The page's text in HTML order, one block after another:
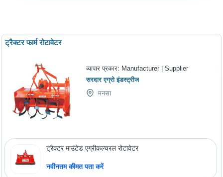
ट्रैक्टर फार्म रोटावेटर
व्यापार प्रकार: Manufacturer | Supplier
सरदार एग्रो इंडस्ट्रीज
मनसा
ट्रैक्टर माउंटेड एग्रीकल्चरल रोटावेटर
नवीनतम कीमत पता करें